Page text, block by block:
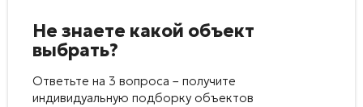
Не знаете какой объект
выбрать?
Ответьте на 3 вопроса – получите
индивидуальную подборку объектов